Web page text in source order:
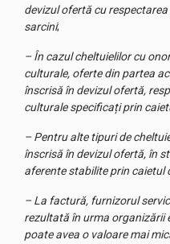
devizul ofertă cu
sarcini;
– În cazul cheltuielilor cu
culturale, oferte din partea
înscrisă în devizul ofertă,
culturale specificați prin
– Pentru alte tipuri de
înscrisă în devizul ofertă, în
aferente stabilite prin caietul
– La factură, furnizorul
rezultată în urma organizării
poate avea o valoare mai